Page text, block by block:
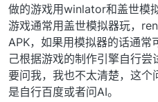
做的游戏用winlator和盖世模
游戏通常用盖世模拟器玩，
APK，如果用模拟器的话通
己根据游戏的制作引擎自行
要问我，我也不太清楚，这
是自行百度或者问AI。